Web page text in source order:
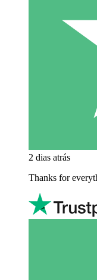
2 dias atrás
Thanks for